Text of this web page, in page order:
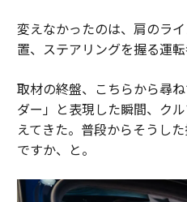
変えなかったのは、肩のラ
置、ステアリングを握る運
取材の終盤、こちらから尋
ダー」と表現した瞬間、ク
えてきた。普段からそうし
ですか、と。